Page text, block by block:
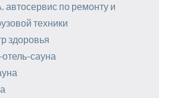
по ремонту и
техники
здоровья
сауна